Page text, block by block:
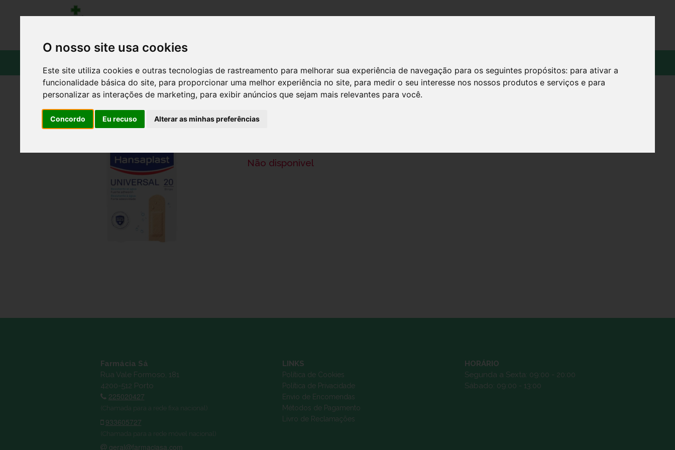
O nosso site usa cookies
Este site utiliza cookies e outras tecnologias de rastreamento para melhorar sua experiência de navegação para os seguintes propósitos: para ativar a
funcionalidade básica do site, para proporcionar uma melhor experiência no site, para medir o seu interesse nos nossos produtos e serviços e para
personalizar as interações de marketing, para exibir anúncios que sejam mais relevantes para você.
Concordo Eu recuso Alterar as minhas preferências
HANSAPLAST UNIVER PENSO RESAG 1TAMX20
Ref.: 7313478
Não disponivel
Farmácia Sá
Rua Vale Formoso, 181
4200-512 Porto
225020427
(Chamada para a rede fixa nacional)
933605727
(Chamada para a rede móvel nacional)
geral@farmaciasa.com
LINKS
Política de Cookies
Política de Privacidade
Envio de Encomendas
Métodos de Pagamento
Livro de Reclamações
HORÁRIO
Segunda a Sexta: 09:00 - 20:00
Sábado: 09:00 - 13:00